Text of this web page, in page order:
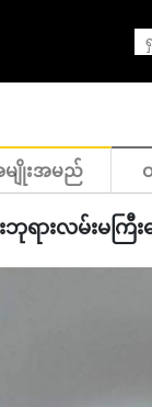
မျိုးအမည်
ားလမ်းမကြီး